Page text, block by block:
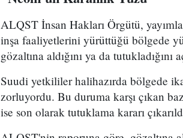
ALQST İnsan Hakları Örgütü,
inşa faaliyetlerini yürüttüğü bölgede
gözaltına aldığını ya da tutukladığını
Suudi yetkililer halihazırda bölgede
zorluyordu. Bu duruma karşı çıkan
ise son olarak tutuklama kararı